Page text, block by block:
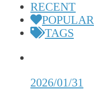
RECENT
POPULAR
TAGS
2026/01/31